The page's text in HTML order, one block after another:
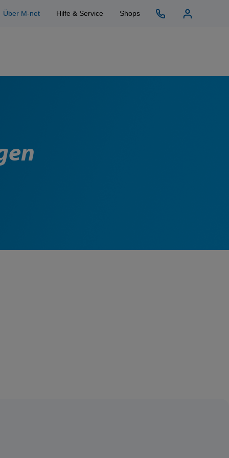
Über M-net Hilfe & Service Shops